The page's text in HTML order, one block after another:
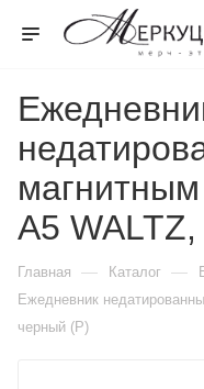
А5
Главная — Каталог —
Ежедневник
черный (Р)